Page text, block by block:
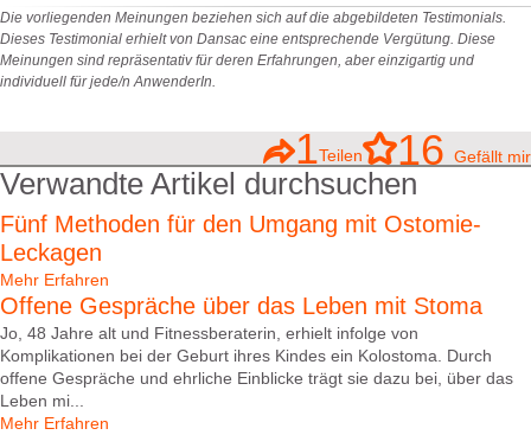
Die vorliegenden Meinungen beziehen sich auf die abgebildeten Testimonials.
Dieses Testimonial erhielt von Dansac eine entsprechende Vergütung. Diese
Meinungen sind repräsentativ für deren Erfahrungen, aber einzigartig und
individuell für jede/n AnwenderIn.
1Teilen 16 Gefällt mir
Verwandte Artikel durchsuchen
Fünf Methoden für den Umgang mit Ostomie-
Leckagen
Mehr Erfahren
Offene Gespräche über das Leben mit Stoma
Jo, 48 Jahre alt und Fitnessberaterin, erhielt infolge von
Komplikationen bei der Geburt ihres Kindes ein Kolostoma. Durch
offene Gespräche und ehrliche Einblicke trägt sie dazu bei, über das
Leben mi...
Mehr Erfahren